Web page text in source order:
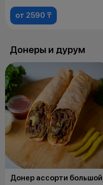
от 2590 ₸
Донеры и дурум
Донер ассорти большой